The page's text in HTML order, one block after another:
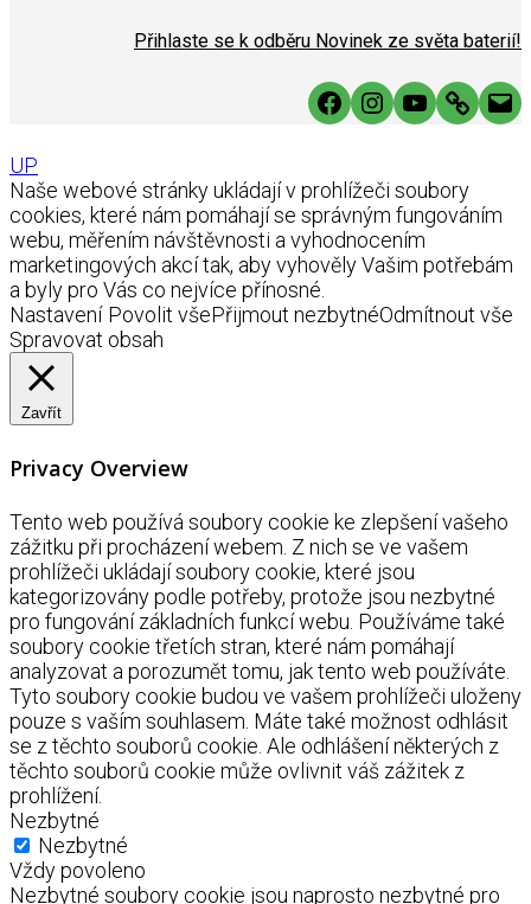
Přihlaste se k odběru Novinek ze světa baterií!
Facebook
Instagram
YouTube
Link
UP
Naše webové stránky ukládají v prohlížeči soubory
cookies, které nám pomáhají se správným fungováním
webu, měřením návštěvnosti a vyhodnocením
marketingových akcí tak, aby vyhověly Vašim potřebám
a byly pro Vás co nejvíce přínosné.
Nastavení Povolit všePřijmout nezbytnéOdmítnout vše
Spravovat obsah
Zavřít
Privacy Overview
Tento web používá soubory cookie ke zlepšení vašeho
zážitku při procházení webem. Z nich se ve vašem
prohlížeči ukládají soubory cookie, které jsou
kategorizovány podle potřeby, protože jsou nezbytné
pro fungování základních funkcí webu. Používáme také
soubory cookie třetích stran, které nám pomáhají
analyzovat a porozumět tomu, jak tento web používáte.
Tyto soubory cookie budou ve vašem prohlížeči uloženy
pouze s vaším souhlasem. Máte také možnost odhlásit
se z těchto souborů cookie. Ale odhlášení některých z
těchto souborů cookie může ovlivnit váš zážitek z
prohlížení.
Nezbytné
Nezbytné
Vždy povoleno
Nezbytné soubory cookie jsou naprosto nezbytné pro